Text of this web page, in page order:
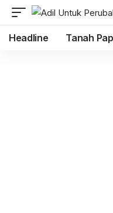
Headline Tanah